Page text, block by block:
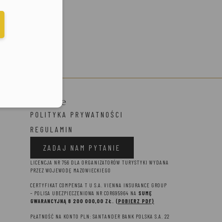
Prawne
POLITYKA PRYWATNOŚCI
REGULAMIN
ZADAJ NAM PYTANIE
LICENCJA NR 756 DLA ORGANIZATORÓW TURYSTYKI WYDANA
PRZEZ WOJEWODĘ MAZOWIECKIEGO
CERTYFIKAT COMPENSA T U S.A. VIENNA INSURANCE GROUP
– POLISA UBEZPIECZENIOWA NR COR695964 NA SUMĘ
GWARANCYJNĄ 8 200 000,00 ZŁ. (POBIERZ PDF)
PŁATNOŚĆ NA KONTO PLN: SANTANDER BANK POLSKA S.A. 22
w formacie E164